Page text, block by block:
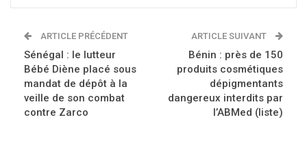
ARTICLE PRÉCÉDENT
Sénégal : le lutteur
Bébé Diène placé sous
mandat de dépôt à la
veille de son combat
contre Zarco
ARTICLE SUIVANT
Bénin : près de 150
produits cosmétiques
dépigmentants
dangereux interdits par
l’ABMed (liste)